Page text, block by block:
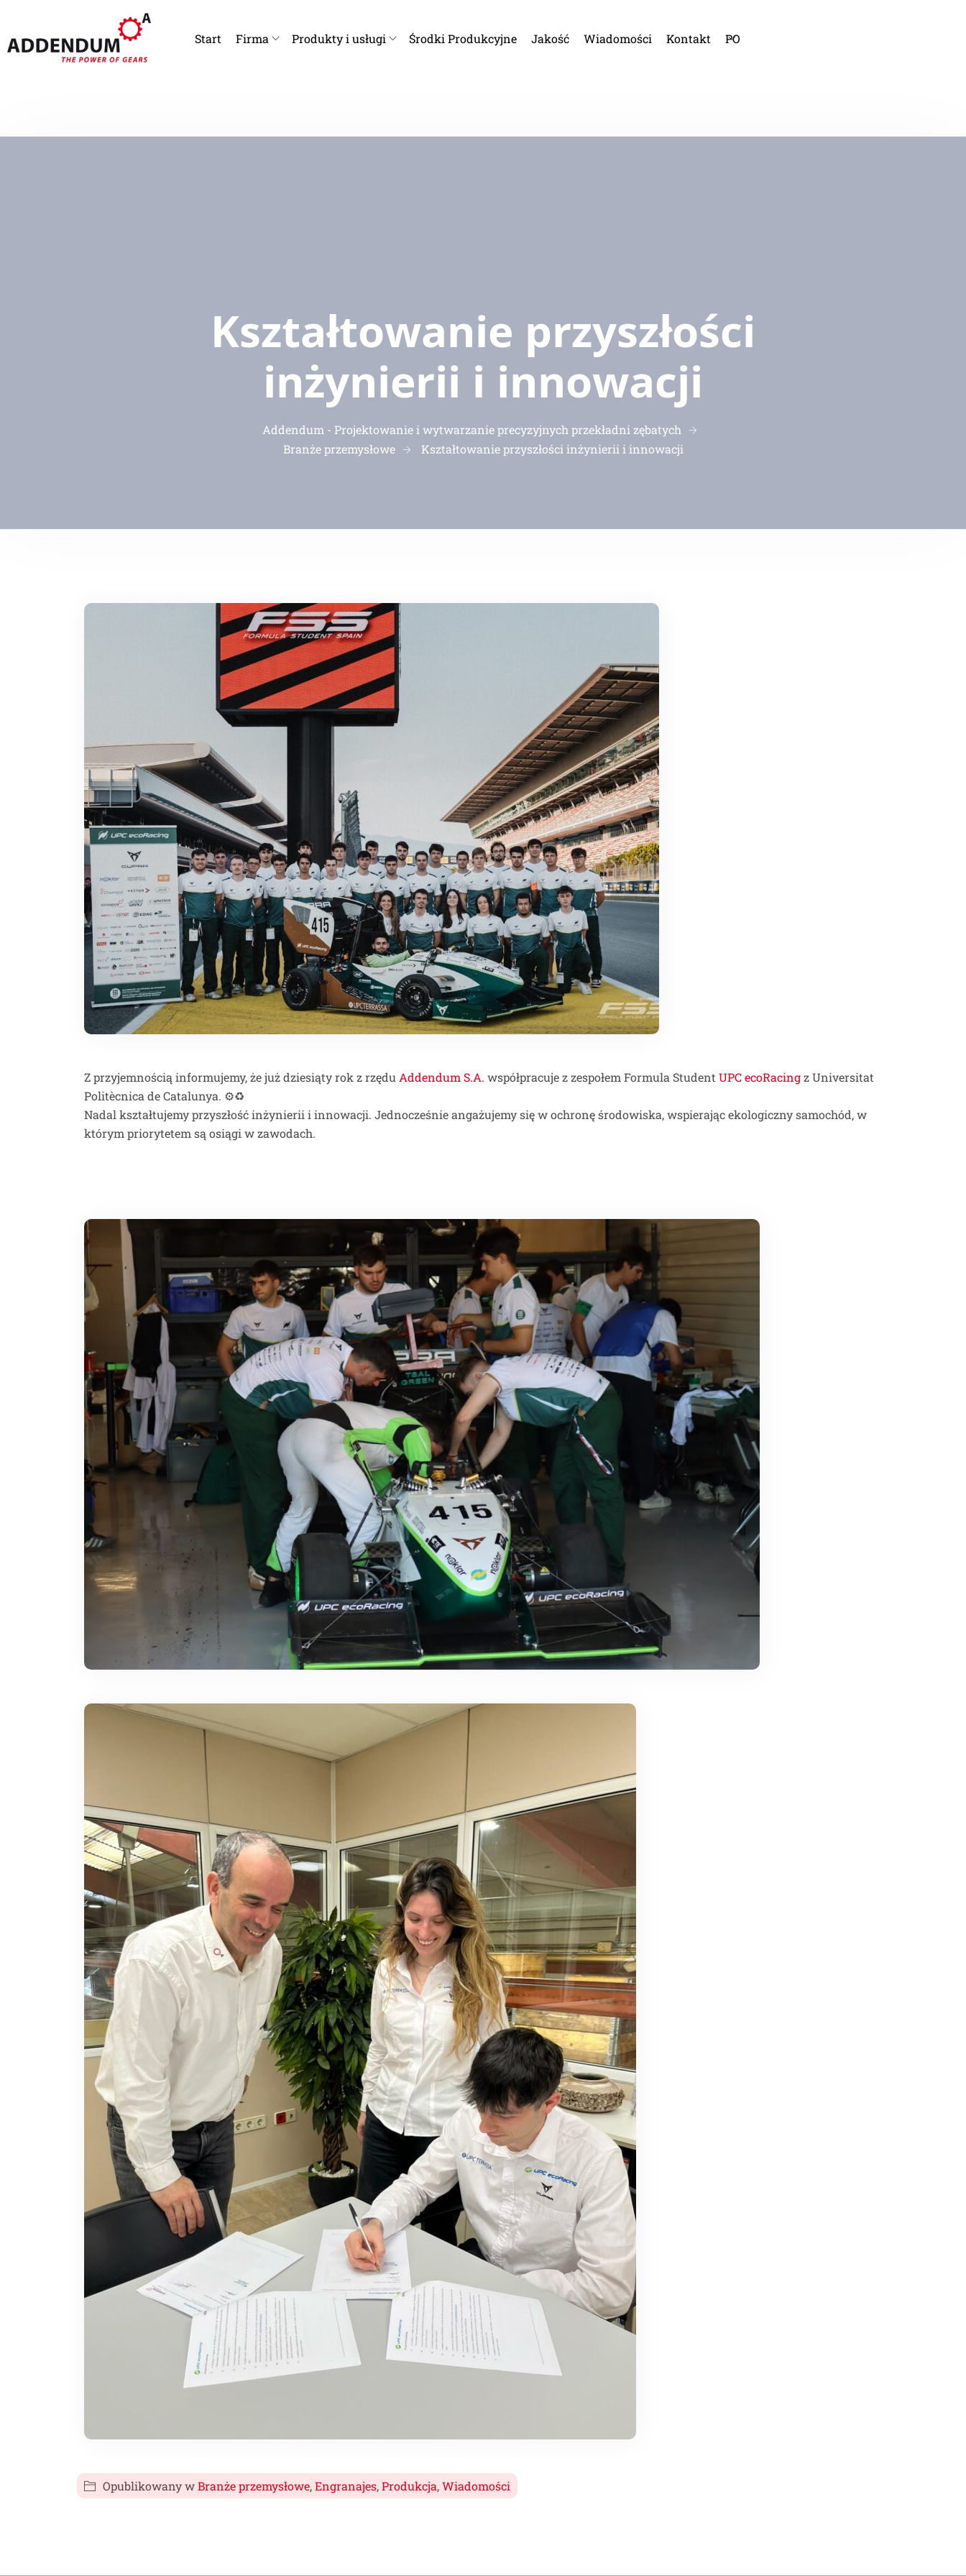
Start Firma Produkty i usługi Środki Produkcyjne Jakość Wiadomości Kontakt PO
Kształtowanie przyszłości
inżynierii i innowacji
Addendum - Projektowanie i wytwarzanie precyzyjnych przekładni zębatych
Branże przemysłowe
Kształtowanie przyszłości inżynierii i innowacji
Z przyjemnością informujemy, że już dziesiąty rok z rzędu Addendum S.A. współpracuje z zespołem Formula Student UPC ecoRacingz Universitat
Politècnica de Catalunya. ⚙️♻️
Nadal kształtujemy przyszłość inżynierii i innowacji. Jednocześnie angażujemy się w ochronę środowiska, wspierając ekologiczny samochód, w
którym priorytetem są osiągi w zawodach.
Opublikowany wBranże przemysłowe,Engranajes,Produkcja,Wiadomości